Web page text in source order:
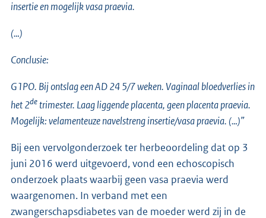
insertie en mogelijk vasa praevia.
(…)
Conclusie:
G1PO. Bij ontslag een AD 24 5/7 weken. Vaginaal bloedverlies in
het 2detrimester. Laag liggende placenta, geen placenta praevia.
Mogelijk: velamenteuze navelstreng insertie/vasa praevia. (…)”
Bij een vervolgonderzoek ter herbeoordeling dat op 3
juni 2016 werd uitgevoerd, vond een echoscopisch
onderzoek plaats waarbij geen vasa praevia werd
waargenomen. In verband met een
zwangerschapsdiabetes van de moeder werd zij in de